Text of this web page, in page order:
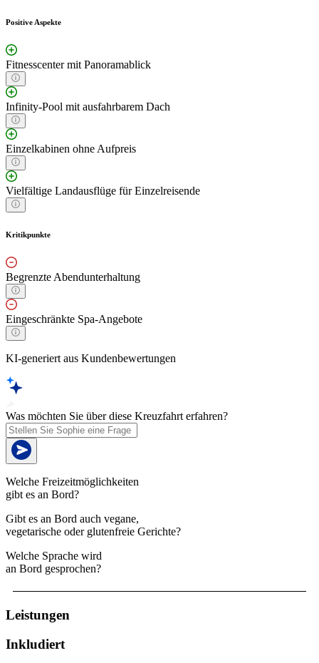
Positive Aspekte
Fitnesscenter mit Panoramablick
Infinity-Pool mit ausfahrbarem Dach
Einzelkabinen ohne Aufpreis
Vielfältige Landausflüge für Einzelreisende
Kritikpunkte
Begrenzte Abendunterhaltung
Eingeschränkte Spa-Angebote
KI-generiert aus Kundenbewertungen
Was möchten Sie über diese Kreuzfahrt erfahren?
Welche Freizeitmöglichkeiten
gibt es an Bord?
Gibt es an Bord auch vegane,
vegetarische oder glutenfreie Gerichte?
Welche Sprache wird
an Bord gesprochen?
Leistungen
Inkludiert